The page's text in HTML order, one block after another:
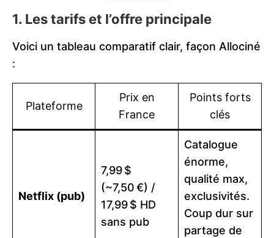
1. Les tarifs et l’offre principale
Voici un tableau comparatif clair, façon Allociné
:
Plateforme
Prix en
France
Points forts
clés
Netflix (pub)
7,99 $
(~7,50 €) /
17,99 $ HD
sans pub
Catalogue
énorme,
qualité max,
exclusivités.
Coup dur sur
partage de